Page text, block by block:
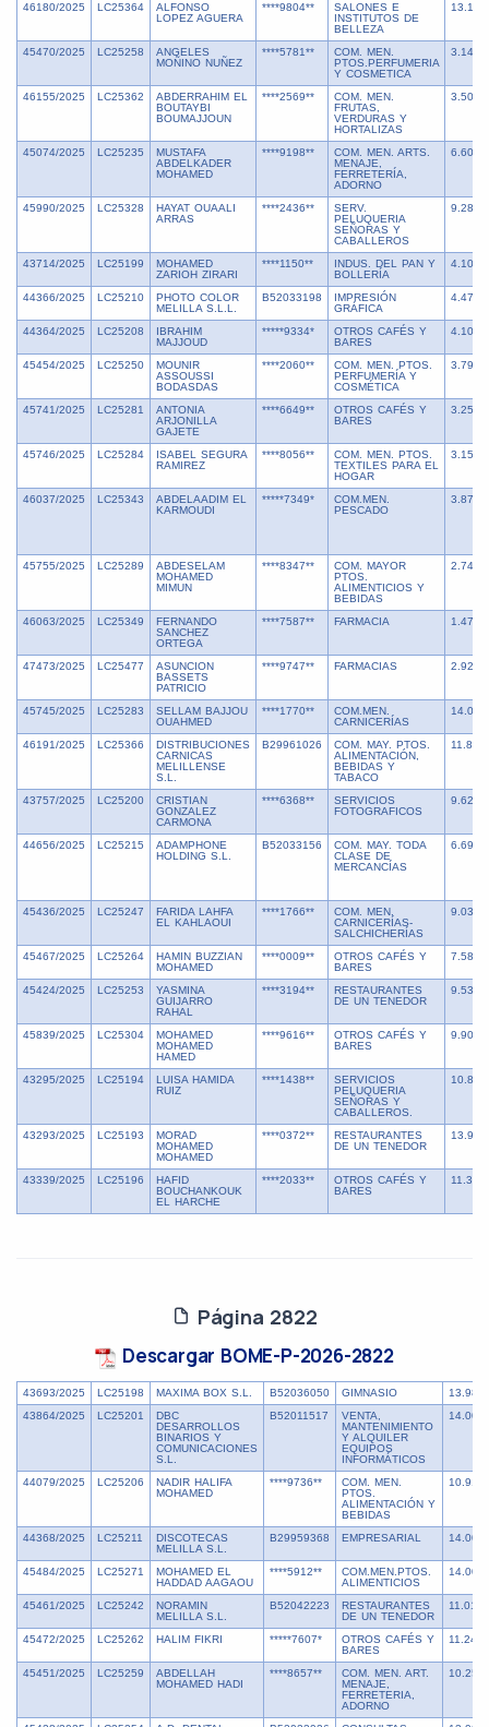
46180/2025 LC25364
ALFONSO
LOPEZ AGUERA
****9804**
SALONES E
INSTITUTOS DE
BELLEZA
45470/2025 LC25258
ANGELES
MOÑINO NUÑEZ
****5781**
COM. MEN.
PTOS.PERFUMERIA
Y COSMETICA
46155/2025 LC25362
ABDERRAHIM EL
BOUTAYBI
BOUMAJJOUN
****2569**
COM. MEN.
FRUTAS,
VERDURAS Y
HORTALIZAS
45074/2025 LC25235
MUSTAFA
ABDELKADER
MOHAMED
****9198**
COM. MEN. ARTS.
MENAJE,
FERRETERÍA,
ADORNO
45990/2025 LC25328
HAYAT OUAALI
ARRAS
****2436**
SERV.
PELUQUERIA
SEÑORAS Y
CABALLEROS
43714/2025 LC25199
MOHAMED
ZARIOH ZIRARI
****1150**
INDUS. DEL PAN Y
BOLLERÍA
44366/2025 LC25210
PHOTO COLOR
MELILLA S.L.L.
B52033198
IMPRESIÓN
GRÁFICA
44364/2025 LC25208
IBRAHIM
MAJJOUD
*****9334*
OTROS CAFÉS Y
BARES
45454/2025 LC25250
MOUNIR
ASSOUSSI
BODASDAS
****2060**
COM. MEN. PTOS.
PERFUMERÍA Y
COSMÉTICA
45741/2025 LC25281
ANTONIA
ARJONILLA
GAJETE
****6649**
OTROS CAFÉS Y
BARES
45746/2025 LC25284
ISABEL SEGURA
RAMIREZ
****8056**
COM. MEN. PTOS.
TEXTILES PARA EL
HOGAR
46037/2025 LC25343
ABDELAADIM EL
KARMOUDI
*****7349*
COM.MEN.
PESCADO
45755/2025 LC25289
ABDESELAM
MOHAMED
MIMUN
****8347**
COM. MAYOR
PTOS.
ALIMENTICIOS Y
BEBIDAS
46063/2025 LC25349
FERNANDO
SANCHEZ
ORTEGA
****7587** FARMACIA
47473/2025 LC25477
ASUNCION
BASSETS
PATRICIO
****9747** FARMACIAS
45745/2025 LC25283
SELLAM BAJJOU
OUAHMED
****1770**
COM.MEN.
CARNICERÍAS
46191/2025 LC25366
DISTRIBUCIONES
CARNICAS
MELILLENSE
S.L.
B29961026
COM. MAY. PTOS.
ALIMENTACIÓN,
BEBIDAS Y
TABACO
43757/2025 LC25200
CRISTIAN
GONZALEZ
CARMONA
****6368**
SERVICIOS
FOTOGRAFICOS
44656/2025 LC25215
ADAMPHONE
HOLDING S.L.
B52033156
COM. MAY. TODA
CLASE DE
MERCANCÍAS
45436/2025 LC25247
FARIDA LAHFA
EL KAHLAOUI
****1766**
COM. MEN.
CARNICERÍAS-
SALCHICHERÍAS
45467/2025 LC25264
HAMIN BUZZIAN
MOHAMED
****0009**
OTROS CAFÉS Y
BARES
45424/2025 LC25253
YASMINA
GUIJARRO
RAHAL
****3194**
RESTAURANTES
DE UN TENEDOR
45839/2025 LC25304
MOHAMED
MOHAMED
HAMED
****9616**
OTROS CAFÉS Y
BARES
43295/2025 LC25194
LUISA HAMIDA
RUIZ
****1438**
SERVICIOS
PELUQUERIA
SEÑORAS Y
CABALLEROS.
43293/2025 LC25193
MORAD
MOHAMED
MOHAMED
****0372**
RESTAURANTES
DE UN TENEDOR
43339/2025 LC25196
HAFID
BOUCHANKOUK
EL HARCHE
****2033**
OTROS CAFÉS Y
BARES
Página 2822
Descargar BOME-P-2026-2822
43693/2025 LC25198 MAXIMA BOX S.L. B52036050 GIMNASIO
43864/2025
LC25201
DBC
DESARROLLOS
BINARIOS Y
COMUNICACIONES
S.L.
B52011517
VENTA,
MANTENIMIENTO
Y ALQUILER
EQUIPOS
INFORMÁTICOS
44079/2025 LC25206
NADIR HALIFA
MOHAMED
****9736**
COM. MEN.
PTOS.
ALIMENTACIÓN Y
BEBIDAS
44368/2025 LC25211
DISCOTECAS
MELILLA S.L.
B29959368 EMPRESARIAL
45484/2025 LC25271
MOHAMED EL
HADDAD AAGAOU
****5912**
COM.MEN.PTOS.
ALIMENTICIOS
45461/2025 LC25242
NORAMIN
MELILLA S.L.
B52042223
RESTAURANTES
DE UN TENEDOR
45472/2025 LC25262 HALIM FIKRI *****7607*
OTROS CAFÉS Y
BARES
45451/2025 LC25259
ABDELLAH
MOHAMED HADI
****8657**
COM. MEN. ART.
MENAJE,
FERRETERIA,
ADORNO